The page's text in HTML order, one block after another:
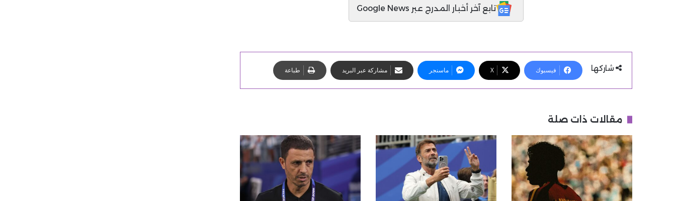
تابع آخر أخبار المدرج عبر Google News
شاركها فيسبوك X ماسنجر مشاركة عبر البريد طباعة
مقالات ذات صلة